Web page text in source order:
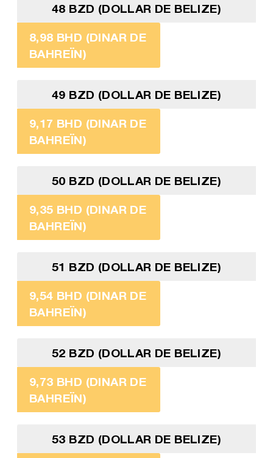
48 BZD (DOLLAR DE BELIZE)
8,98 BHD (DINAR DE
BAHREÏN)
49 BZD (DOLLAR DE BELIZE)
9,17 BHD (DINAR DE
BAHREÏN)
50 BZD (DOLLAR DE BELIZE)
9,35 BHD (DINAR DE
BAHREÏN)
51 BZD (DOLLAR DE BELIZE)
9,54 BHD (DINAR DE
BAHREÏN)
52 BZD (DOLLAR DE BELIZE)
9,73 BHD (DINAR DE
BAHREÏN)
53 BZD (DOLLAR DE BELIZE)